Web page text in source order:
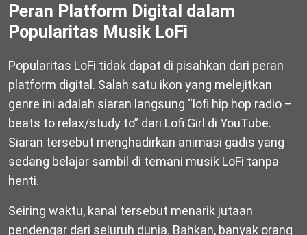
Peran Platform Digital dalam
Popularitas Musik LoFi
Popularitas LoFi tidak dapat di pisahkan dari peran
platform digital. Salah satu ikon yang melejitkan
genre ini adalah siaran langsung “lofi hip hop radio –
beats to relax/study to” dari Lofi Girl di YouTube.
Siaran tersebut menghadirkan animasi gadis yang
sedang belajar sambil di temani musik LoFi tanpa
henti.
Seiring waktu, kanal tersebut menarik jutaan
pendengar dari seluruh dunia. Bahkan, banyak orang